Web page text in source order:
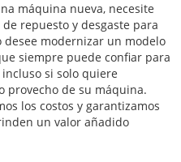
máquina nueva, necesite
repuesto y desgaste para
modernizar un modelo
siempre puede confiar para
si solo quiere
provecho de su máquina.
los costos y garantizamos
un valor añadido